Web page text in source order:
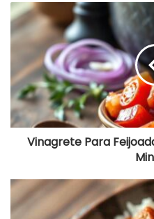
V
i
n
a
e
t
e
P
e
i
Vinagrete Para
P
i
c